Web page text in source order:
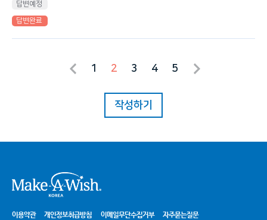
답변예정
답변완료
1 2 3 4 5
작성하기
이용약관 개인정보취급방침 이메일무단수집거부 자주묻는질문